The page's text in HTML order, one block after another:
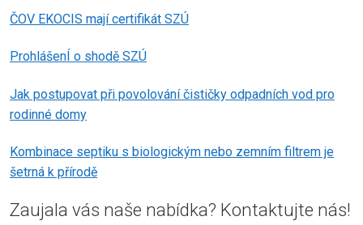
ČOV EKOCIS mají certifikát SZÚ
ProhlášenÍ o shodě SZÚ
Jak postupovat při povolování čističky odpadních vod pro
rodinné domy
Kombinace septiku s biologickým nebo zemním filtrem je
šetrná k přírodě
Zaujala vás naše nabídka? Kontaktujte nás!